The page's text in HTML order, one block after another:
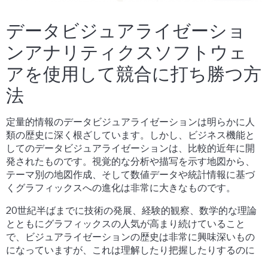
データビジュアライゼーショ
ンアナリティクスソフトウェ
アを使用して競合に打ち勝つ方
法
定量的情報のデータビジュアライゼーションは明らかに人
類の歴史に深く根ざしています。しかし、ビジネス機能と
してのデータビジュアライゼーションは、比較的近年に開
発されたものです。視覚的な分析や描写を示す地図から、
テーマ別の地図作成、そして数値データや統計情報に基づ
くグラフィックスへの進化は非常に大きなものです。
20世紀半ばまでに技術の発展、経験的観察、数学的な理論
とともにグラフィックスの人気が高まり続けていること
で、ビジュアライゼーションの歴史は非常に興味深いもの
になっていますが、これは理解したり把握したりするのに